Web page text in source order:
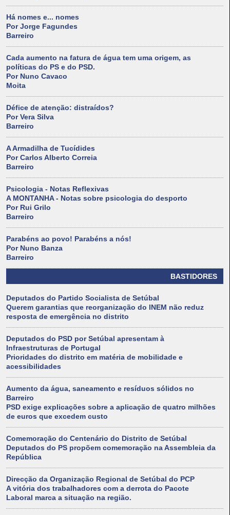
Há nomes e... nomes
Por Jorge Fagundes
Barreiro
Cada aumento na fatura de água tem uma origem, as
políticas do PS e do PSD.
Por Nuno Cavaco
Moita
Défice de atenção: distraídos?
Por Vera Silva
Barreiro
A Armadilha de Tucídides
Por Carlos Alberto Correia
Barreiro
Psicologia - Notas Reflexivas
A MONTANHA - Notas sobre psicologia do desporto
Por Rui Grilo
Barreiro
Parabéns ao povo! Parabéns a nós!
Por Nuno Banza
Barreiro
BASTIDORES
Deputados do Partido Socialista de Setúbal
Querem garantias que reorganização do INEM não reduz
resposta de emergência no distrito
Deputados do PSD por Setúbal apresentam à
Infraestruturas de Portugal
Prioridades do distrito em matéria de mobilidade e
acessibilidades
Aumento da água, saneamento e resíduos sólidos no
Barreiro
PSD exige explicações sobre a aplicação de quatro milhões
de euros que excedem custo
Comemoração do Centenário do Distrito de Setúbal
Deputados do PS propõem comemoração na Assembleia da
República
Direcção da Organização Regional de Setúbal do PCP
A vitória dos trabalhadores com a derrota do Pacote
Laboral marca a situação na região.